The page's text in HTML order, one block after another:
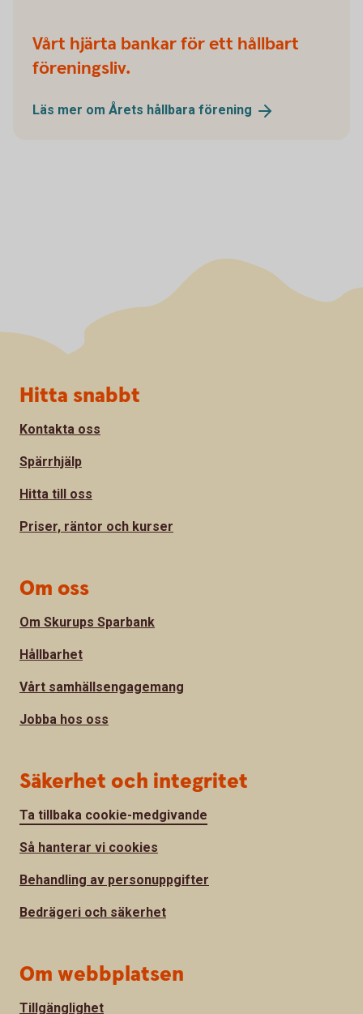
Vårt hjärta bankar för ett hållbart
föreningsliv.
Läs mer om Årets hållbara förening
Sidfot
Hitta snabbt
Kontakta oss
Spärrhjälp
Hitta till oss
Priser, räntor och kurser
Om oss
Om Skurups Sparbank
Hållbarhet
Vårt samhällsengagemang
Jobba hos oss
Säkerhet och integritet
Ta tillbaka cookie-medgivande
Så hanterar vi cookies
Behandling av personuppgifter
Bedrägeri och säkerhet
Om webbplatsen
Tillgänglighet